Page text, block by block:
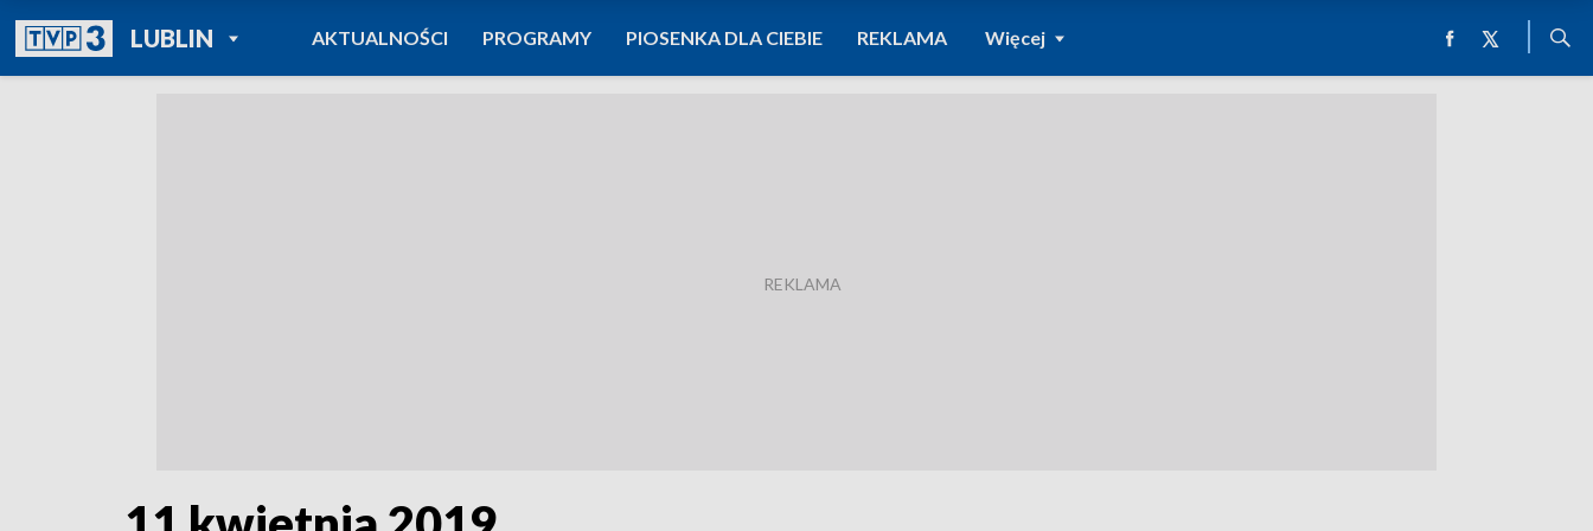
LUBLINPOWRÓT DO
TVP REGIONY
AKTUALNOŚCI PROGRAMY PIOSENKA DLA CIEBIE REKLAMA Więcej